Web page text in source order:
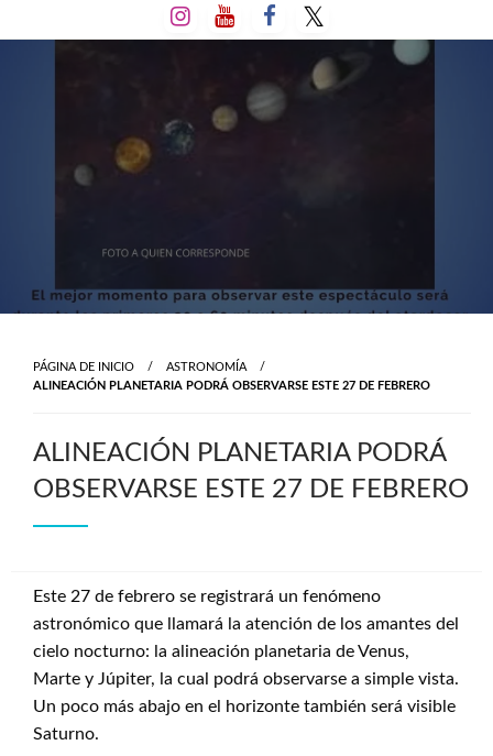
al
PÁGINA DE INICIO
ASTRONOMÍA
ALINEACIÓN PLANETARIA PODRÁ OBSERVARSE ESTE 27 DE FEBRERO
ALINEACIÓN PLANETARIA PODRÁ
OBSERVARSE ESTE 27 DE FEBRERO
Este 27 de febrero se registrará un fenómeno
astronómico que llamará la atención de los amantes del
cielo nocturno: la alineación planetaria de Venus,
Marte y Júpiter, la cual podrá observarse a simple vista.
Un poco más abajo en el horizonte también será visible
Saturno.